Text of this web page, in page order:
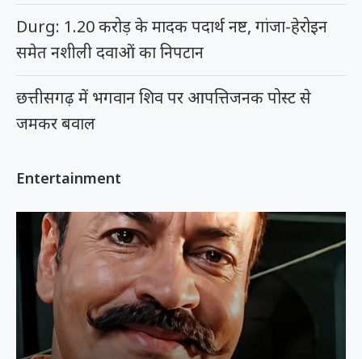
Durg: 1.20 करोड़ के मादक पदार्थ नष्ट, गांजा-हेरोइन
समेत नशीली दवाओं का निपटान
छत्तीसगढ़ में भगवान शिव पर आपत्तिजनक पोस्ट से
जमकर बवाल
Entertainment